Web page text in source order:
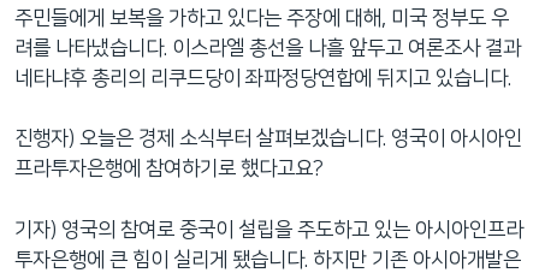
주민들에게 보복을 가하고 있다는 주장에 대해, 미국 정부도 우
려를 나타냈습니다. 이스라엘 총선을 나흘 앞두고 여론조사 결과
네타냐후 총리의 리쿠드당이 좌파정당연합에 뒤지고 있습니다.
진행자) 오늘은 경제 소식부터 살펴보겠습니다. 영국이 아시아인
프라투자은행에 참여하기로 했다고요?
기자) 영국의 참여로 중국이 설립을 주도하고 있는 아시아인프라
투자은행에 큰 힘이 실리게 됐습니다. 하지만 기존 아시아개발은